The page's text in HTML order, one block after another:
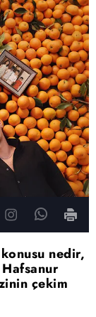
nedir,
çekim